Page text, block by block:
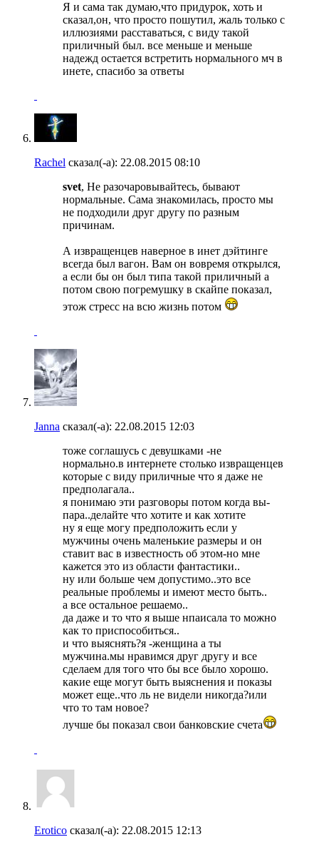
Я и сама так думаю,что придурок, хоть и
сказал,он, что просто пошутил, жаль только с
иллюзиями расставаться, с виду такой
приличный был. все меньше и меньше
надежд остается встретить нормального мч в
инете, спасибо за ответы
Rachel сказал(-а): 22.08.2015 08:10
svet, Не разочаровывайтесь, бывают
нормальные. Сама знакомилась, просто мы
не подходили друг другу по разным
причинам.
А извращенцев наверное в инет дэйтинге
всегда был вагон. Вам он вовремя открылся,
а если бы он был типа такой приличный а
потом свою погремушку в скайпе показал,
этож стресс на всю жизнь потом
Janna сказал(-а): 22.08.2015 12:03
тоже соглашусь с девушками -не
нормально.в интернете столько извращенцев
которые с виду приличные что я даже не
предполагала..
я понимаю эти разговоры потом когда вы-
пара..делайте что хотите и как хотите
ну я еще могу предположить если у
мужчины очень маленькие размеры и он
ставит вас в известность об этом-но мне
кажется это из области фантастики..
ну или больше чем допустимо..это все
реальные проблемы и имеют место быть..
а все остальное решаемо..
да даже и то что я выше нпаисала то можно
как то приспособиться..
и что выяснять?я -женщина а ты
мужчина.мы нравимся друг другу и все
сделаем для того что бы все было хорошо.
какие еще могут быть выяснения и показы
может еще..что ль не видели никогда?или
что то там новое?
лучше бы показал свои банковские счета
Erotico сказал(-а): 22.08.2015 12:13